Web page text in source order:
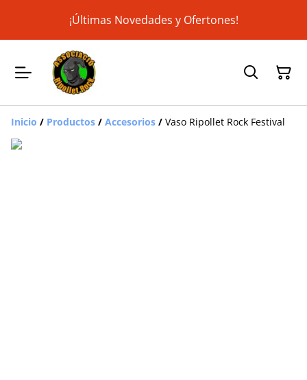
¡Últimas Novedades y Ofertones!
Inicio / Productos / Accesorios / Vaso Ripollet Rock Festival